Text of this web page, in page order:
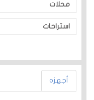
محلات
استراحات
أجهزه